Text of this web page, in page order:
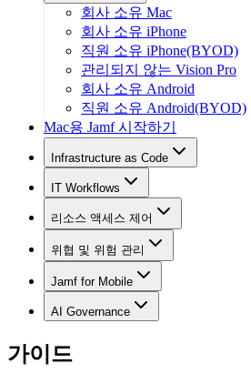
회사 소유 Mac
회사 소유 iPhone
직원 소유 iPhone(BYOD)
관리되지 않는 Vision Pro
회사 소유 Android
직원 소유 Android(BYOD)
Mac용 Jamf 시작하기
Infrastructure as Code
IT Workflows
리소스 액세스 제어
위협 및 위험 관리
Jamf for Mobile
AI Governance
가이드